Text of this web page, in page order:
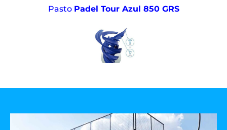
Pasto Padel Tour Azul 850 GRS